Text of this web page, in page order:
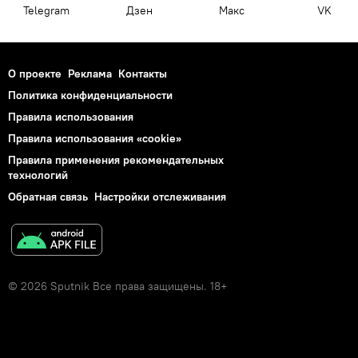
Telegram Дзен Макс VK
О проекте Реклама Контакты
Политика конфиденциальности
Правила использования
Правила использования «cookie»
Правила применения рекомендательных
технологий
Обратная связь Настройки отслеживания
© 2026 Sputnik Все права защищены. 18+